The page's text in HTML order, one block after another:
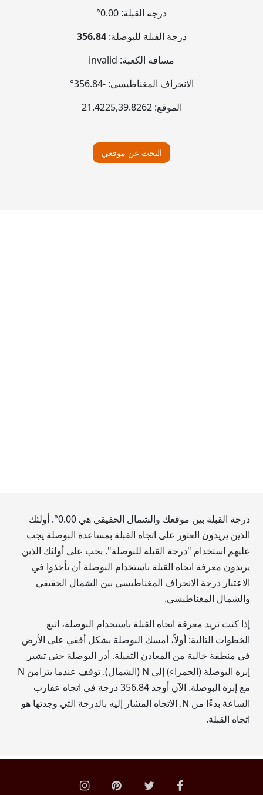
درجة القبلة: 0.00°
درجة القبلة للبوصلة:356.84
مسافة الكعبة: invalid
الانحراف المغناطيسي:-356.84°
الموقع:
21.4225,39.8262
البحث عن موقعي
درجة القبلة بين موقعك والشمال الحقيقي هي0.00°. أولئك
الذين يريدون العثور على اتجاه القبلة بمساعدة البوصلة يجب
عليهم استخدام "درجة القبلة للبوصلة". يجب على أولئك الذين
يريدون معرفة اتجاه القبلة باستخدام البوصلة أن يأخذوا في
الاعتبار درجة الانحراف المغناطيسي بين الشمال الحقيقي
والشمال المغناطيسي.
إذا كنت تريد معرفة اتجاه القبلة باستخدام البوصلة، اتبع
الخطوات التالية: أولاً، أمسك البوصلة بشكل أفقي على الأرض
في منطقة خالية من المعادن الثقيلة. أدر البوصلة حتى تشير
إبرة البوصلة (الحمراء) إلى N (الشمال). توقف عندما يتزامن N
مع إبرة البوصلة. الآن أوجد356.84درجة في اتجاه عقارب
الساعة بدءًا من N. الاتجاه المشار إليه بالدرجة التي وجدتها هو
اتجاه القبلة.